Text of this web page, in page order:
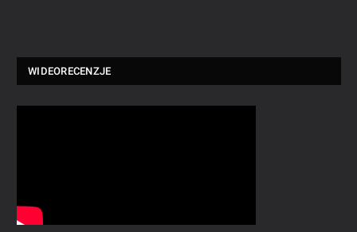
WIDEORECENZJE